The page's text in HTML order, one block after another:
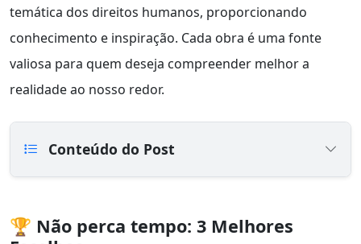
temática dos direitos humanos, proporcionando
conhecimento e inspiração. Cada obra é uma fonte
valiosa para quem deseja compreender melhor a
realidade ao nosso redor.
Conteúdo do Post
🏆 Não perca tempo: 3 Melhores